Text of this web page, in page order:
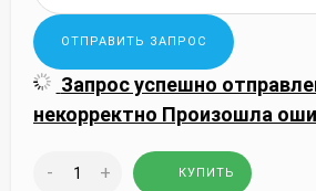
Запрос успешно
некорректно Произошла
- + КУПИТЬ